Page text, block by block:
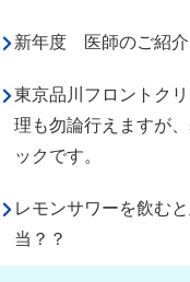
新年度 医師のご紹介
東京品川フロントク
理も勿論行えますが
ックです。
レモンサワーを飲む
当？？